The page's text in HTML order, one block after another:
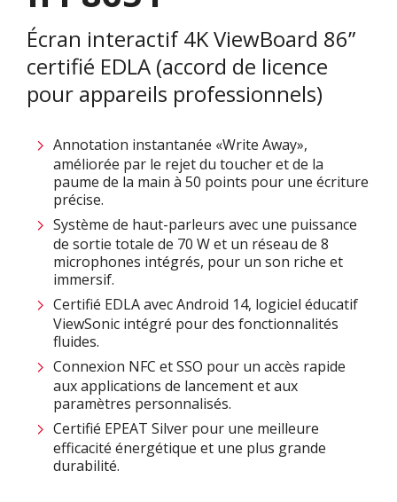
Écran interactif 4K ViewBoard 86”
certifié EDLA (accord de licence
pour appareils professionnels)
Annotation instantanée «Write Away»,
améliorée par le rejet du toucher et de la
paume de la main à 50 points pour une écriture
précise.​
Système de haut-parleurs avec une puissance
de sortie totale de 70 W et un réseau de 8
microphones intégrés, pour un son riche et
immersif.​
Certifié EDLA avec Android 14, logiciel éducatif
ViewSonic intégré pour des fonctionnalités
fluides.​
Connexion NFC et SSO pour un accès rapide
aux applications de lancement et aux
paramètres personnalisés.
Certifié EPEAT Silver pour une meilleure
efficacité énergétique et une plus grande
durabilité​.